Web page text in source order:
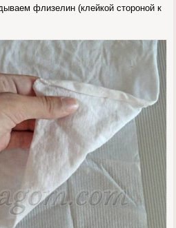
флизелин (клейкой стороной к